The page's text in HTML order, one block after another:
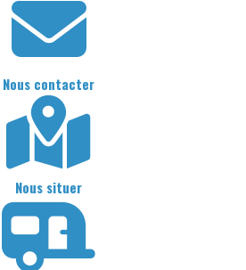
Nous contacter
Nous situer